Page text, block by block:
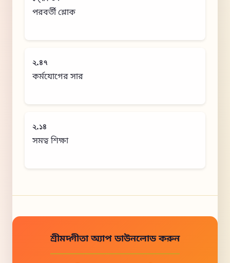
পরবর্তী শ্লোক
২.৪৭
কর্মযোগের সার
২.১৪
সমত্ব শিক্ষা
শ্রীমদ্গীতা অ্যাপ ডাউনলোড করুন